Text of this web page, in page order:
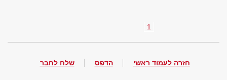
1
חזרה לעמוד ראשי הדפס שלח לחבר